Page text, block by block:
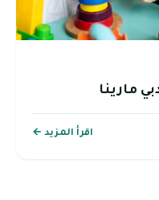
مارينا
اقرأ المزيد ←